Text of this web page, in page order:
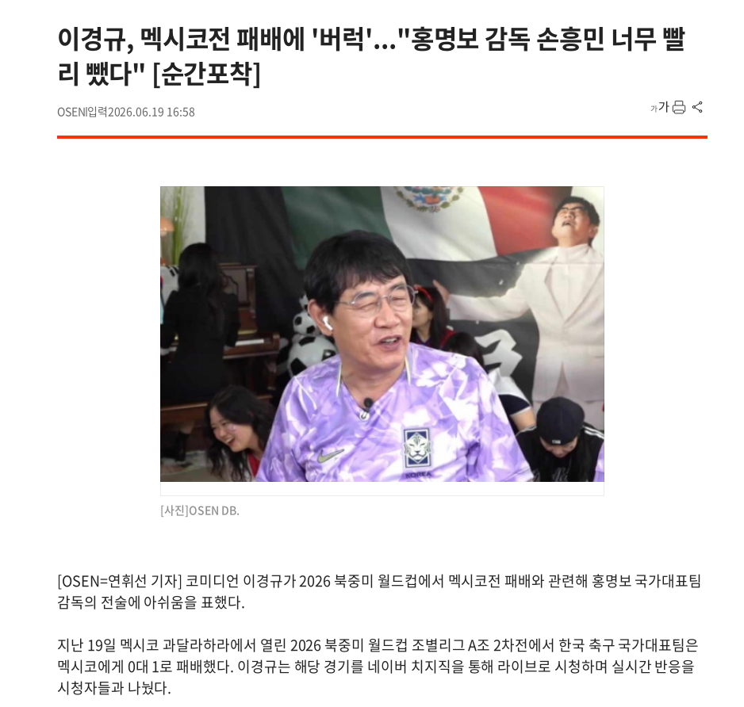
이경규, 멕시코전 패배에 '버럭'..."홍명보 감독 손흥민 너무 빨
리 뺐다" [순간포착]
OSEN 2026.06.19 16:58
[사진]OSEN DB.
[OSEN=연휘선 기자] 코미디언 이경규가 2026 북중미 월드컵에서 멕시코전 패배와 관련해 홍명보 국가대표팀
감독의 전술에 아쉬움을 표했다.
지난 19일 멕시코 과달라하라에서 열린 2026 북중미 월드컵 조별리그 A조 2차전에서 한국 축구 국가대표팀은
멕시코에게 0대 1로 패배했다. 이경규는 해당 경기를 네이버 치지직을 통해 라이브로 시청하며 실시간 반응을
시청자들과 나눴다.